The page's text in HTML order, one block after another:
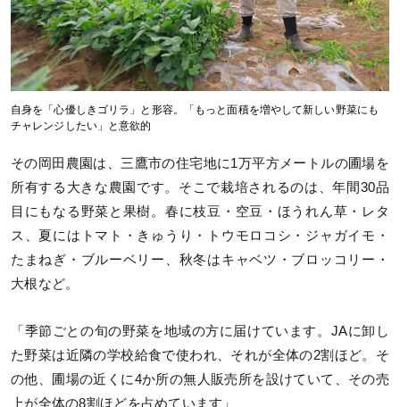
自身を「心優しきゴリラ」と形容。「もっと面積を増やして新しい野菜にも
チャレンジしたい」と意欲的
その岡田農園は、三鷹市の住宅地に1万平方メートルの圃場を
所有する大きな農園です。そこで栽培されるのは、年間30品
目にもなる野菜と果樹。春に枝豆・空豆・ほうれん草・レタ
ス、夏にはトマト・きゅうり・トウモロコシ・ジャガイモ・
たまねぎ・ブルーベリー、秋冬はキャベツ・ブロッコリー・
大根など。
「季節ごとの旬の野菜を地域の方に届けています。JAに卸し
た野菜は近隣の学校給食で使われ、それが全体の2割ほど。そ
の他、圃場の近くに4か所の無人販売所を設けていて、その売
上が全体の8割ほどを占めています」